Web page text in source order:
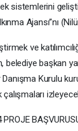
sistemlerini
Ajansı”nı
ve
başkan
Kurulu